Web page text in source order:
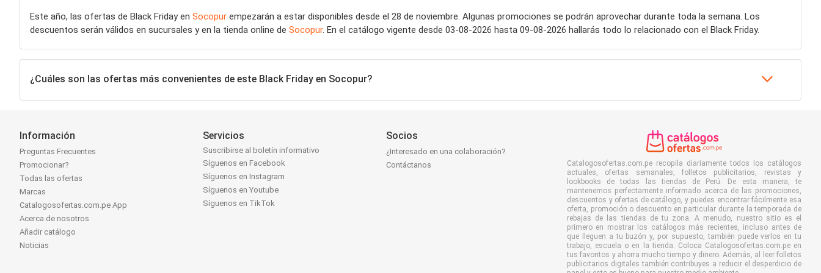
Este año, las ofertas de Black Friday en Socopur empezarán a estar disponibles desde el 28 de noviembre. Algunas promociones se podrán aprovechar durante toda la semana. Los
descuentos serán válidos en sucursales y en la tienda online de Socopur. En el catálogo vigente desde 03-08-2026 hasta 09-08-2026 hallarás todo lo relacionado con el Black Friday.
¿Cuáles son las ofertas más convenientes de este Black Friday en Socopur?
Información
Preguntas Frecuentes
Promocionar?
Todas las ofertas
Marcas
Catalogosofertas.com.pe App
Acerca de nosotros
Añadir catálogo
Noticias
Servicios
Suscribirse al boletín informativo
Síguenos en Facebook
Síguenos en Instagram
Síguenos en Youtube
Síguenos en TikTok
Socios
¿Interesado en una colaboración?
Contáctanos
Catalogosofertas.com.pe recopila diariamente todos los catálogos
actuales, ofertas semanales, folletos publicitarios, revistas y
lookbooks de todas las tiendas de Perú. De esta manera, te
mantenemos perfectamente informado acerca de las promociones,
descuentos y ofertas de catálogo, y puedes encontrar fácilmente esa
oferta, promoción o descuento en particular durante la temporada de
rebajas de las tiendas de tu zona. A menudo, nuestro sitio es el
primero en mostrar los catálogos más recientes, incluso antes de
que lleguen a tu buzón y, por supuesto, también puede verlos en tu
trabajo, escuela o en la tienda. Coloca Catalogosofertas.com.pe en
tus favoritos y ahorra mucho tiempo y dinero. Además, al leer folletos
publicitarios digitales también contribuyes a reducir el desperdicio de